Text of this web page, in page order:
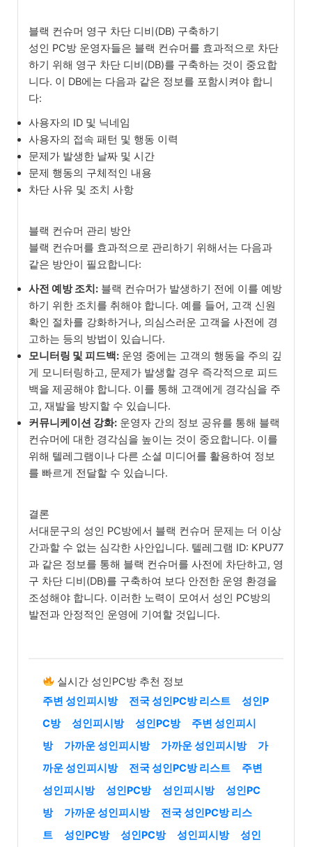
블랙 컨슈머 영구 차단 디비(DB) 구축하기
성인 PC방 운영자들은 블랙 컨슈머를 효과적으로 차단
하기 위해 영구 차단 디비(DB)를 구축하는 것이 중요합
니다. 이 DB에는 다음과 같은 정보를 포함시켜야 합니
다:
사용자의 ID 및 닉네임
사용자의 접속 패턴 및 행동 이력
문제가 발생한 날짜 및 시간
문제 행동의 구체적인 내용
차단 사유 및 조치 사항
블랙 컨슈머 관리 방안
블랙 컨슈머를 효과적으로 관리하기 위해서는 다음과
같은 방안이 필요합니다:
사전 예방 조치: 블랙 컨슈머가 발생하기 전에 이를 예방
하기 위한 조치를 취해야 합니다. 예를 들어, 고객 신원
확인 절차를 강화하거나, 의심스러운 고객을 사전에 경
고하는 등의 방법이 있습니다.
모니터링 및 피드백: 운영 중에는 고객의 행동을 주의 깊
게 모니터링하고, 문제가 발생할 경우 즉각적으로 피드
백을 제공해야 합니다. 이를 통해 고객에게 경각심을 주
고, 재발을 방지할 수 있습니다.
커뮤니케이션 강화: 운영자 간의 정보 공유를 통해 블랙
컨슈머에 대한 경각심을 높이는 것이 중요합니다. 이를
위해 텔레그램이나 다른 소셜 미디어를 활용하여 정보
를 빠르게 전달할 수 있습니다.
결론
서대문구의 성인 PC방에서 블랙 컨슈머 문제는 더 이상
간과할 수 없는 심각한 사안입니다. 텔레그램 ID: KPU77
과 같은 정보를 통해 블랙 컨슈머를 사전에 차단하고, 영
구 차단 디비(DB)를 구축하여 보다 안전한 운영 환경을
조성해야 합니다. 이러한 노력이 모여서 성인 PC방의
발전과 안정적인 운영에 기여할 것입니다.
실시간 성인PC방 추천 정보
주변 성인피시방
전국 성인PC방 리스트
성인P
C방
성인피시방 성인PC방
주변 성인피시
방
가까운 성인피시방 가까운 성인피시방
가
까운 성인피시방
전국 성인PC방 리스트
주변
성인피시방
성인PC방 성인피시방
성인PC
방
가까운 성인피시방
전국 성인PC방 리스
트
성인PC방 성인PC방 성인피시방
성인